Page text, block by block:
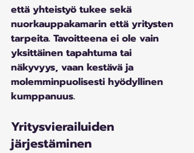
että yhteistyö tukee sekä
nuorkauppakamarin että yritysten
tarpeita. Tavoitteena ei ole vain
yksittäinen tapahtuma tai
näkyvyys, vaan kestävä ja
molemminpuolisesti hyödyllinen
kumppanuus.
Yritysvierailuiden
järjestäminen